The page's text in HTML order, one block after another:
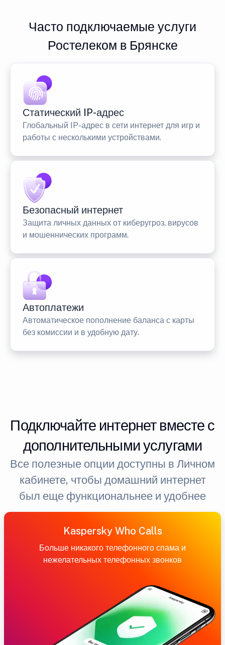
Часто подключаемые услуги
Ростелеком в Брянске
Статический IP-адрес
Глобальный IP-адрес в сети интернет для игр и
работы с несколькими устройствами.
Безопасный интернет
Защита личных данных от киберугроз, вирусов
и мошеннических программ.
Автоплатежи
Автоматическое пополнение баланса с карты
без комиссии и в удобную дату.
Подключайте интернет вместе с
дополнительными услугами
Все полезные опции доступны в Личном
кабинете, чтобы домашний интернет
был еще функциональнее и удобнее
Kaspersky Who Calls
Больше никакого телефонного спама и
нежелательных телефонных звонков